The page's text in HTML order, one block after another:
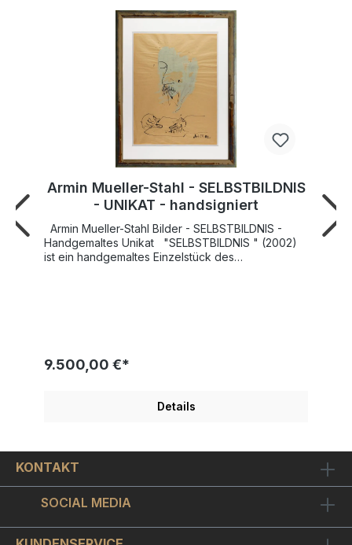
Armin Mueller-Stahl - SELBSTBILDNIS
- UNIKAT - handsigniert
Handgemaltes Unikat "SELBSTBILDNIS " (2002)
ist ein handgemaltes Einzelstück des
sehen wir den Tausendsassa bei der Arbeit.
kräftige Farben, markante Linien und eine spürbar
energiegeladene Mischung figurativer wie auch
Kunstkennern und Käufern hoch geschätzt. Ein
bedeutender Teil seiner Motive stellt Portraits von
bekannten Persönlichkeiten oder Charaktere aus
seinen Filmen dar. Seine Grafiken stehen meist
eng mit seiner Arbeit am Filmset oder der aktuellen
Auseinandersetzung mit literarischen Vorlagen in
Verbindung. Ideen für neue Bilder bezieht der
9.500,00 €*
Details
KONTAKT
SOCIAL MEDIA